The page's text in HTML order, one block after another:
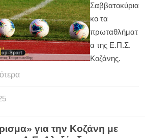
Σαββατοκύρια
κο τα
πρωταθλήματ
α της Ε.Π.Σ.
Κοζάνης.
για την Κοζάνη με